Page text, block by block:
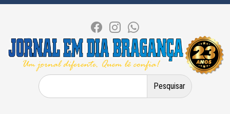
Pesquisar
por: